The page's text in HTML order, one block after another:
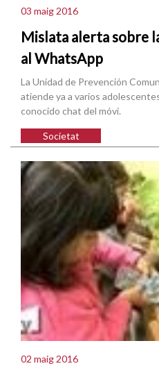
03 maig 2016
Mislata alerta sobre
al WhatsApp
La Unidad de Prevención
atiende ya a varios
conocido chat del móvi.
Societat
02 maig 2016